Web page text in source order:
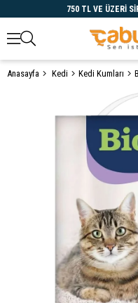
750 TL VE ÜZERİ
Anasayfa Kedi Kedi Kumları